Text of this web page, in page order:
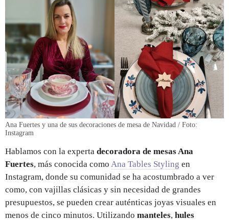
Ana Fuertes y una de sus decoraciones de mesa de Navidad / Foto:
Instagram
Hablamos con la experta decoradora de mesas Ana
Fuertes, más conocida como Ana Tables Styling en
Instagram, donde su comunidad se ha acostumbrado a ver
como, con vajillas clásicas y sin necesidad de grandes
presupuestos, se pueden crear auténticas joyas visuales en
menos de cinco minutos. Utilizando manteles, hules